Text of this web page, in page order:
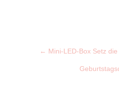
← Mini-LED-Box Setz die